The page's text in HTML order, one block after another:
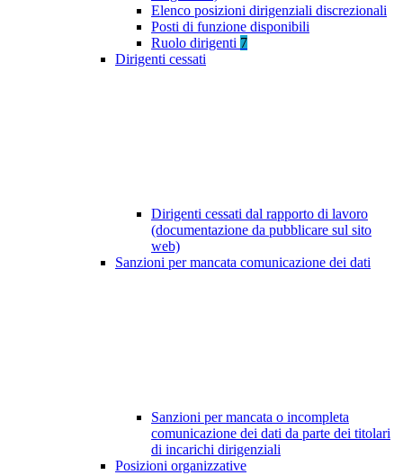
Elenco posizioni dirigenziali discrezionali
Posti di funzione disponibili
Ruolo dirigenti 7
Dirigenti cessati
Dirigenti cessati dal rapporto di lavoro
(documentazione da pubblicare sul sito
web)
Sanzioni per mancata comunicazione dei dati
Sanzioni per mancata o incompleta
comunicazione dei dati da parte dei titolari
di incarichi dirigenziali
Posizioni organizzative